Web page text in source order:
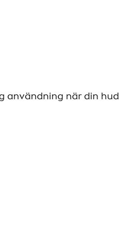
användning när din hud